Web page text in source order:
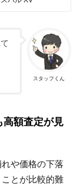
スタッフくん
額査定が見
や価格の下落
とが比較的難